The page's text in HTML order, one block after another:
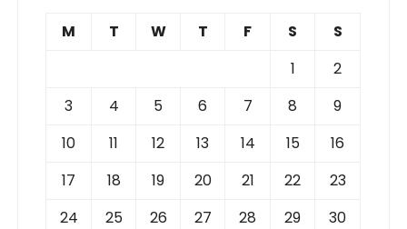
M T W T F S
S
1
2
3
4 5 6 7 8
9
10
11 12 13 14 15
16
17
18 19 20 21 22
23
24
25 26 27 28 29
30